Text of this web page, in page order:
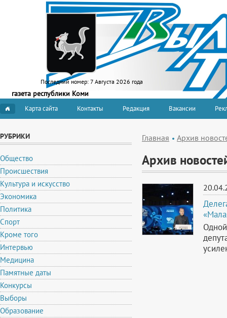
Последний номер: 7 Августа 2026 года
газета республики Коми
Карта сайта Контакты Редакция Вакансии
РУБРИКИ
Общество
Происшествия
Культура и искусство
Экономика
Политика
Спорт
Кроме того
Интервью
Медицина
Памятные даты
Конкурсы
Выборы
Образование
Главная Архив
Архив